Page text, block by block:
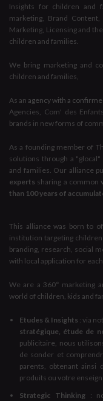
Insights for children and
marketing, Brand
Marketing, Licensing and
children and families.
We bring marketing and
children and families,
As anagency with a
Agencies, Com' des
brands in new forms of
As a founding member of
solutions through a
and families. Our alliance
experts sharing a common
than 100 years of
This alliance was born to
institution targeting
branding, research, social
with local application for
We are a 360° marketing
world of children, kids and
Etudes & Insights : via
stratégique, étude de
publicitaire, nous
de sonder et
parents, obtenant ainsi
produits ou votre
Strategic Thinking: